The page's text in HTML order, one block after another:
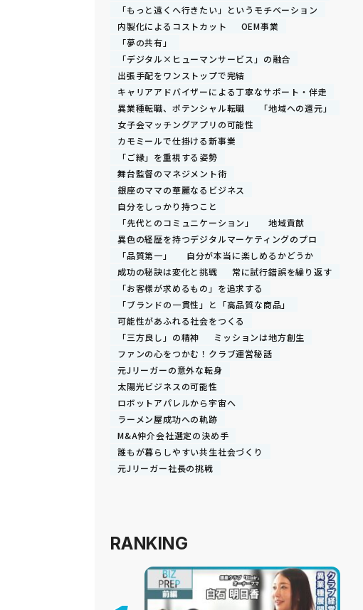
「もっと遠くへ行きたい」というモチベーション
内製化によるコストカット
OEM事業
「夢の共有」
「デジタル×ヒューマンサービス」の融合
出張手配をワンストップで完結
キャリアアドバイザーによる丁寧なサポート・伴走
異業種転職、ポテンシャル転職
「地域への還元」
女子会マッチングアプリの可能性
カモミールで仕掛ける新事業
「ご縁」を重視する姿勢
舞台監督のマネジメント術
銀座のママの華麗なるビジネス
自分をしっかり持つこと
「先代とのコミュニケーション」
地域貢献
異色の経歴を持つデジタルマーケティングのプロ
「品質第一」
自分が本当に楽しめるかどうか
成功の秘訣は変化と挑戦
常に試行錯誤を繰り返す
「お客様が求めるもの」を追求する
「ブランドの一貫性」と「高品質な商品」
可能性があふれる社会をつくる
「三方良し」の精神
ミッションは地方創生
ファンの心をつかむ！クラブ運営秘話
元Jリーガーの意外な転身
太陽光ビジネスの可能性
ロボットアパレルから宇宙へ
ラーメン屋成功への軌跡
M&A仲介会社選定の決め手
誰もが暮らしやすい共生社会づくり
元Jリーガー社長の挑戦
RANKING